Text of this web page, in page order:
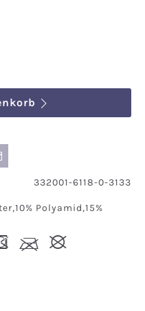
den
332001-6118-0-3133
Polyamid,15%
l #